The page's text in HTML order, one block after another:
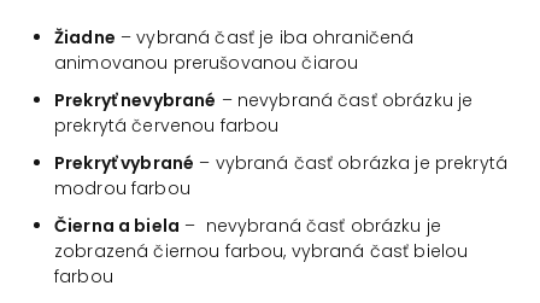
Žiadne – vybraná časť je iba ohraničená
animovanou prerušovanou čiarou
Prekryť nevybrané – nevybraná časť obrázku je
prekrytá červenou farbou
Prekryť vybrané – vybraná časť obrázka je prekrytá
modrou farbou
Čierna a biela – nevybraná časť obrázku je
zobrazená čiernou farbou, vybraná časť bielou
farbou